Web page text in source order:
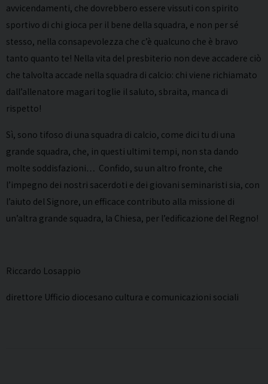
avvicendamenti, che dovrebbero essere vissuti con spirito
sportivo di chi gioca per il bene della squadra, e non per sé
stesso, nella consapevolezza che c’è qualcuno che è bravo
tanto quanto te! Nella vita del presbiterio non deve accadere ciò
che talvolta accade nella squadra di calcio: chi viene richiamato
dall’allenatore magari toglie il saluto, sbraita, manca di
rispetto!
Sì, sono tifoso di una squadra di calcio, come dici tu di una
grande squadra, che, in questi ultimi tempi, non sta dando
molte soddisfazioni… Confido, su un altro fronte, che
l’impegno dei nostri sacerdoti e dei giovani seminaristi sia, con
l’aiuto del Signore, un efficace contributo alla missione di
un’altra grande squadra, la Chiesa, per l’edificazione del Regno!
Riccardo Losappio
direttore Ufficio diocesano cultura e comunicazioni sociali